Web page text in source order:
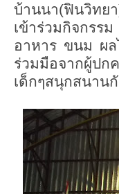
บ้านนา(ฟินวิทย
เข้าร่วมกิจกรร
อาหาร ขนม ผล
ร่วมมือจากผู้ปก
เด็กๆสนุกสนาน